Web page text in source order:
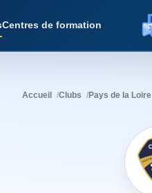
Centres de formation
Accueil Clubs Pays de la Loire